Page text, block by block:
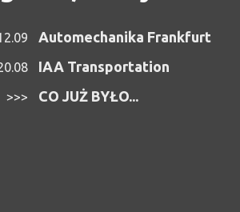
Automechanika Frankfurt
IAA Transportation
>>> CO JUŻ BYŁO...